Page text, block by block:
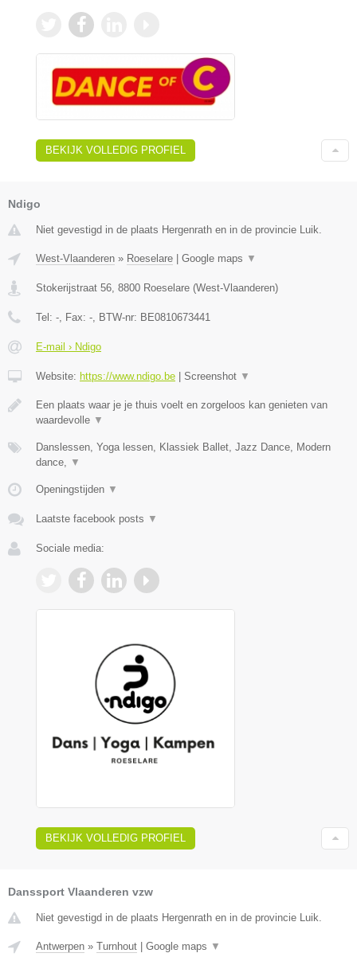
BEKIJK VOLLEDIG PROFIEL
Ndigo
Niet gevestigd in de plaats Hergenrath en in de provincie Luik.
West-Vlaanderen » Roeselare Google maps ▼
Stokerijstraat 56 8800 Roeselare (West-Vlaanderen)
Tel: - , Fax: - , BTW-nr: BE0810673441
E-mail › Ndigo
Website: https://www.ndigo.be Screenshot ▼
Een plaats waar je je thuis voelt en zorgeloos kan genieten van
waardevolle ▼
Danslessen, Yoga lessen, Klassiek Ballet, Jazz Dance, Modern
dance,
▼
Openingstijden ▼
Laatste facebook posts ▼
Sociale media:
BEKIJK VOLLEDIG PROFIEL
Danssport Vlaanderen vzw
Niet gevestigd in de plaats Hergenrath en in de provincie Luik.
Antwerpen » Turnhout Google maps ▼